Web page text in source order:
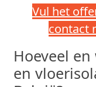
Vul het
contact
Hoeveel
en